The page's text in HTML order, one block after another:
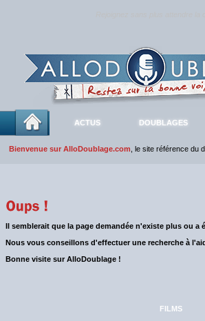
ACTUS DOUBLAGES
Bienvenue sur AlloDoublage.com , le site référence du
Il semblerait que la page demandée n'existe plus ou a
Nous vous conseillons d'effectuer une recherche à
Bonne visite sur AlloDoublage !
FILMS